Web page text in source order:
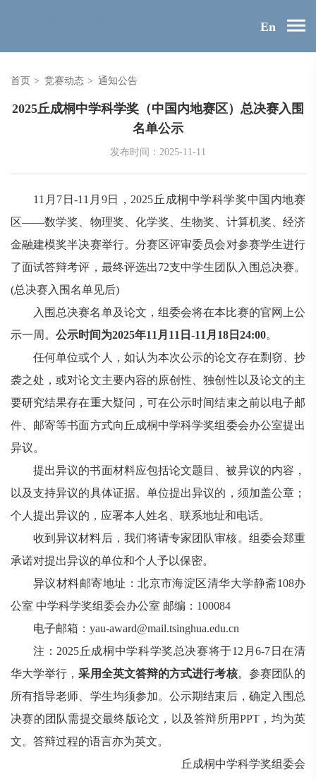
En
首页 > 竞赛动态 > 通知公告
2025丘成桐中学科学奖（中国内地赛区）总决赛入围
名单公示
发布时间：2025-11-11
11 月 7 日-11 月 9日， 2025 丘成桐中学科学奖中国内地赛
区——数学奖、物理奖、化学奖、生物奖、计算机奖、经济
金融建模奖半决赛举行。分赛区评审委员会对参赛学生进行
了面试答辩考评，最终评选出72支中学生团队入围总决赛。
(总决赛入围名单见后)
入围总决赛名单及论文，组委会将在本比赛的官网上公
示一周。 公示时间为2025年11 月 11 日 -11 月 18 日 24:00。
任何单位或个人，如认为本次公示的论文存在剽窃、抄
袭之处，或对论文主要内容的原创性、独创性以及论文的主
要研究结果存在重大疑问，可在公示时间结束之前以电子邮
件、邮寄等书面方式向丘成桐中学科学奖组委会办公室提出
异议。
提出异议的书面材料应包括论文题目、被异议的内容，
以及支持异议的具体证据。单位提出异议的，须加盖公章；
个人提出异议的，应署本人姓名、联系地址和电话。
收到异议材料后，我们将请专家团队审核。组委会郑重
承诺对提出异议的单位和个人予以保密。
异议材料邮寄地址：北京市海淀区清华大学静斋108办
公室 中学科学奖组委会办公室 邮编： 100084
电子邮箱： yau-award@mail.tsinghua.edu.cn
注： 2025 丘成桐中学科学奖总决赛将于12 月6-7 日在清
华大学举行，采用全英文答辩的方式进行考核。参赛团队的
所有指导老师、学生均须参加。公示期结束后，确定入围总
决赛的团队需提交最终版论文，以及答辩所用PPT ，均为英
文。答辩过程的语言亦为英文。
丘成桐中学科学奖组委会